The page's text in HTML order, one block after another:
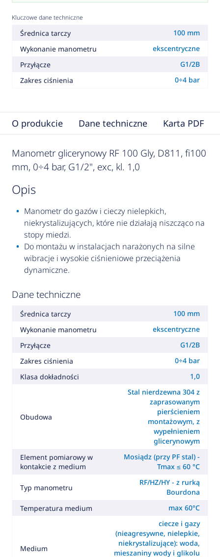
Kluczowe dane techniczne
Średnica tarczy
100 mm
Wykonanie manometru
ekscentryczne
Przyłącze
G1/2B
Zakres ciśnienia
0÷4 bar
O produkcie Dane techniczne Karta PDF
Manometr glicerynowy RF 100 Gly, D811, fi100
mm, 0÷4 bar, G1/2", exc, kl. 1,0
opis
Manometr do gazów i cieczy nielepkich,
niekrystalizujących, które nie działają niszcząco na
stopy miedzi.
Do montażu w instalacjach narażonych na silne
wibracje i wysokie ciśnieniowe przeciążenia
dynamiczne.
Dane techniczne
Średnica tarczy
100 mm
Wykonanie manometru
ekscentryczne
Przyłącze
G1/2B
Zakres ciśnienia
0÷4 bar
Klasa dokładności
1,0
Obudowa
Stal nierdzewna 304 z
zaprasowanym
pierścieniem
montażowym, z
wypełnieniem
glicerynowym
Element pomiarowy w
kontakcie z medium
Mosiądz (przy PF stal) -
Tmax ≤ 60 °C
Typ manometru
RF/HZ/HY - z rurką
Bourdona
Temperatura medium
max 60°C
Medium
ciecze i gazy
(nieagresywne, nielepkie,
niekrystalizujące): woda,
mieszaniny wody i glikolu